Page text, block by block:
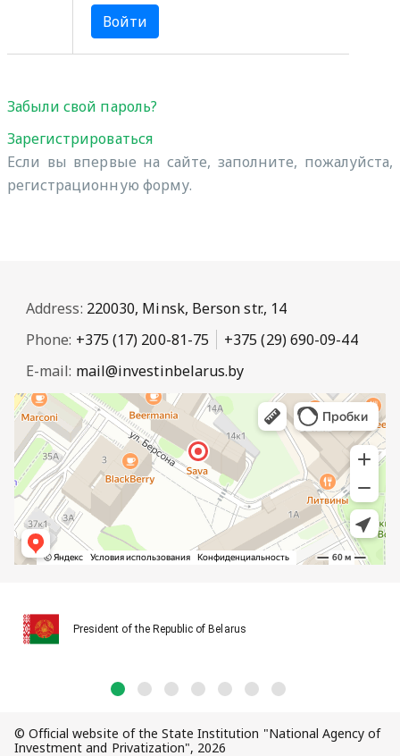
Забыли свой пароль?
Зарегистрироваться
Если вы впервые на сайте, заполните, пожалуйста,
регистрационную форму.
Address: 220030, Minsk, Berson str., 14
Phone: +375 (17) 200-81-75
+375 (29) 690-09-44
E-mail: mail@investinbelarus.by
President of the Republic of Belarus
© Official website of the State Institution "National Agency of
Investment and Privatization", 2026